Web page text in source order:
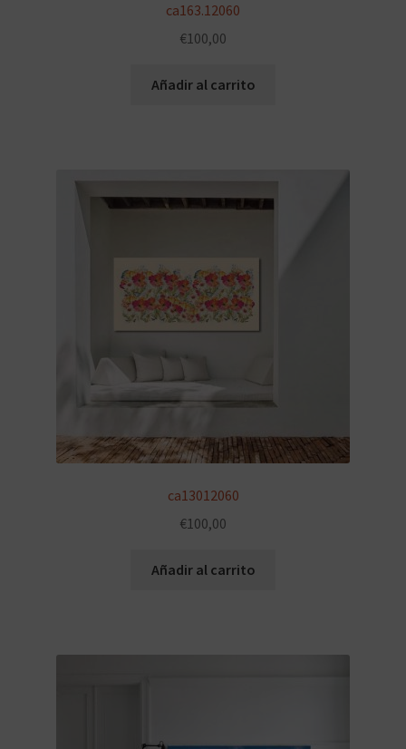
ca163.12060
€100,00
Añadir al carrito
ca13012060
€100,00
Añadir al carrito